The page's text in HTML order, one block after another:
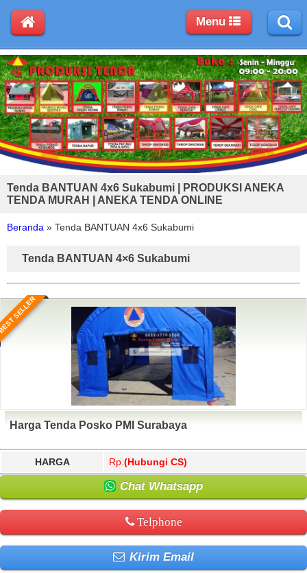
Tenda BANTUAN 4x6 Sukabumi | PRODUKSI ANEKA
TENDA MURAH | ANEKA TENDA ONLINE
Beranda » Tenda BANTUAN 4x6 Sukabumi
Tenda BANTUAN 4×6 Sukabumi
SELLER
Harga Tenda Posko PMI Surabaya
HARGA Rp. (Hubungi CS)
Chat Whatsapp
Telphone
Kirim Email
Menu